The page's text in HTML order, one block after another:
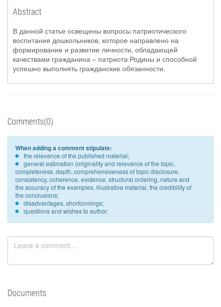
Abstract
В данной статье освещены вопросы патриотического
воспитания дошкольников, которое направлено на
формирование и развитие личности, обладающей
качествами гражданина – патриота Родины и способной
успешно выполнять гражданские обязанности.
Comments(0)
When adding a comment stipulate:
the relevance of the published material;
general estimation (originality and relevance of the topic,
completeness, depth, comprehensiveness of topic disclosure,
consistency, coherence, evidence, structural ordering, nature and
the accuracy of the examples, illustrative material, the credibility of
the conclusions;
disadvantages, shortcomings;
questions and wishes to author.
Documents